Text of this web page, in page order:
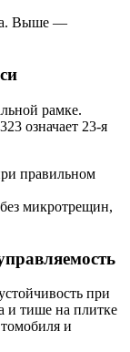
Выше —
рамке.
означает 23‑я
правильном
микротрещин,
при
и тише на плитке
и